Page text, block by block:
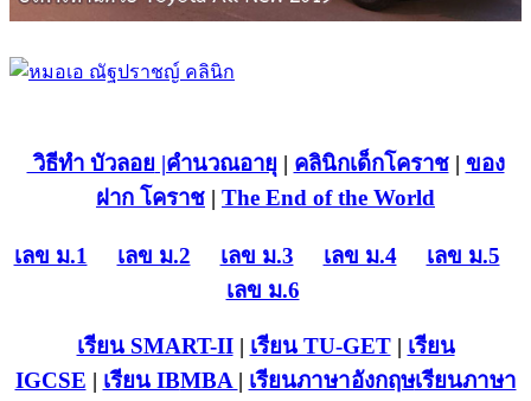
วิธีทำ บัวลอย |คำนวณอายุ | คลินิกเด็กโคราช| ของ
ฝาก โคราช | The End of the World
เลข ม.1 เลข ม.2 เลข ม.3 เลข ม.4
เลข ม.5
เลข ม.6
เรียน SMART-II| เรียน TU-GET| เรียน
IGCSE | เรียน IBMBA | เรียนภาษาอังกฤษเรียนภาษา